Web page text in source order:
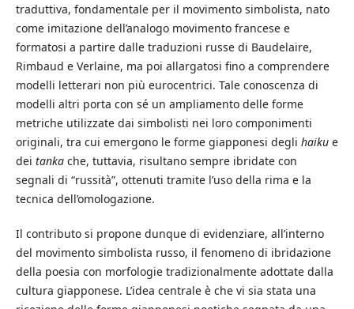
traduttiva, fondamentale per il movimento simbolista, nato
come imitazione dell’analogo movimento francese e
formatosi a partire dalle traduzioni russe di Baudelaire,
Rimbaud e Verlaine, ma poi allargatosi fino a comprendere
modelli letterari non più eurocentrici. Tale conoscenza di
modelli altri porta con sé un ampliamento delle forme
metriche utilizzate dai simbolisti nei loro componimenti
originali, tra cui emergono le forme giapponesi degli haiku e
dei tankache, tuttavia, risultano sempre ibridate con
segnali di “russità”, ottenuti tramite l’uso della rima e la
tecnica dell’omologazione.
Il contributo si propone dunque di evidenziare, all’interno
del movimento simbolista russo, il fenomeno di ibridazione
della poesia con morfologie tradizionalmente adottate dalla
cultura giapponese. L’idea centrale è che vi sia stata una